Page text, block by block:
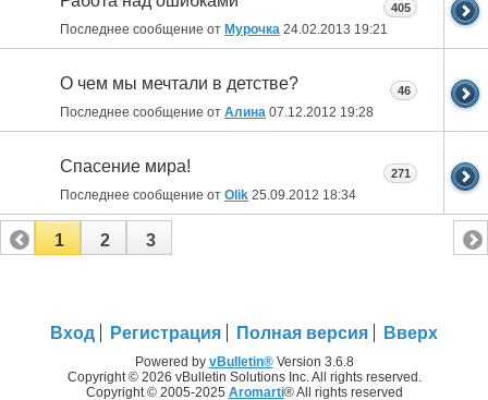
Последнее сообщение от Мурочка 24.02.2013 19:21
405
О чем мы мечтали в детстве?
Последнее сообщение от Алина 07.12.2012 19:28
46
Спасение мира!
Последнее сообщение от Olik 25.09.2012 18:34
271
1 2 3
Вход Регистрация Полная версия Вверх
Powered by vBulletin®Version 3.6.8
Copyright © 2026 vBulletin Solutions Inc. All rights reserved.
Copyright © 2005-2025 Aromarti® All rights reserved